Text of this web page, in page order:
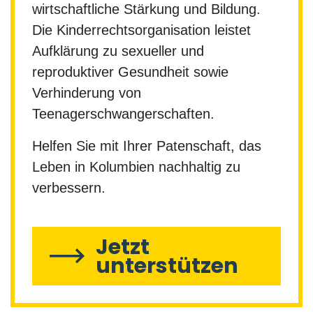
wirtschaftliche Stärkung und Bildung.
Die Kinderrechtsorganisation leistet
Aufklärung zu sexueller und
reproduktiver Gesundheit sowie
Verhinderung von
Teenagerschwangerschaften.
Helfen Sie mit Ihrer Patenschaft, das
Leben in Kolumbien nachhaltig zu
verbessern.
Jetzt
unterstützen